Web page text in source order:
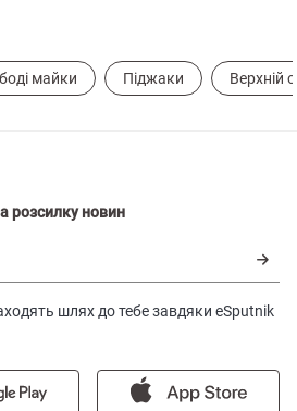
майки Піджаки Верхній
розсилку новин
шлях до тебе завдяки eSputnik